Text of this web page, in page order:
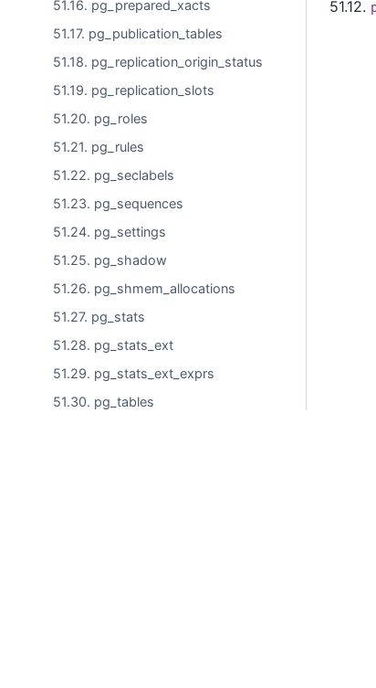
51.16. pg_prepared_xacts
51.17. pg_publication_tables
51.18. pg_replication_origin_status
51.19. pg_replication_slots
51.20. pg_roles
51.21. pg_rules
51.22. pg_seclabels
51.23. pg_sequences
51.24. pg_settings
51.25. pg_shadow
51.26. pg_shmem_allocations
51.27. pg_stats
51.28. pg_stats_ext
51.29. pg_stats_ext_exprs
51.30. pg_tables
51.12.